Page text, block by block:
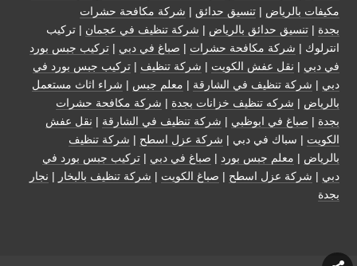
مكيفات بالرياض | تنسيق حدائق | شركة مكافحة حشرات
بجدة | تنسيق حدائق بالرياض | شركة تنظيف في عجمان | تركيب
انترلوك | شركة مكافحة حشرات | صباغ في دبي | تركيب جبس بورد
في دبي | نقل عفش الكويت | شركة تنظيف | تركيب جبس بورد في
دبي | شركة تنظيف في الشارقة | معلم جبس | شراء اثاث مستعمل
بالرياض | شركه تنظيف خزانات بجدة | شركة مكافحة حشرات
بجدة | صباغ في ابوظبي | شركة تنظيف في الشارقة | نقل عفش
الكويت | سباك في دبي | شركة عزل اسطح | شركة تنظيف
بالرياض | معلم جبس بورد | صباغ في دبي | تركيب جبس بورد في
دبي | شركة عزل اسطح | صباغ الكويت | شركة تنظيف بالبخار | نجار
بجدة